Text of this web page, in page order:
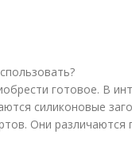
готовое. В
силиконовые
Они различаются